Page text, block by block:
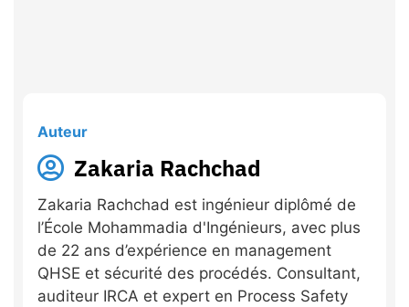
Auteur
Zakaria Rachchad
Zakaria Rachchad est ingénieur diplômé de
l’École Mohammadia d'Ingénieurs, avec plus
de 22 ans d’expérience en management
QHSE et sécurité des procédés. Consultant,
auditeur IRCA et expert en Process Safety